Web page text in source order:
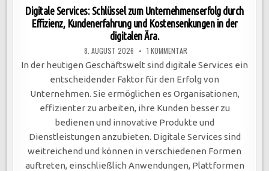
in
Digitale Services: Schlüssel zum Unternehmenserfolg durch
Effizienz, Kundenerfahrung und Kostensenkungen in der
digitalen Ära.
8. AUGUST 2026 1 KOMMENTARZU
DIGITALE
SERVICES:
SCHLÜSSEL
ZUM
UNTERNEHMENSERFOLG
DURCH
EFFIZIENZ,
KUNDENERFAHRUNG
UND
KOSTENSENKUNGEN
IN
DER
DIGITALEN
ÄRA.
In der heutigen Geschäftswelt sind digitale Services ein
entscheidender Faktor für den Erfolg von
Unternehmen. Sie ermöglichen es Organisationen,
effizienter zu arbeiten, ihre Kunden besser zu
bedienen und innovative Produkte und
Dienstleistungen anzubieten. Digitale Services sind
weitreichend und können in verschiedenen Formen
auftreten, einschließlich Anwendungen, Plattformen